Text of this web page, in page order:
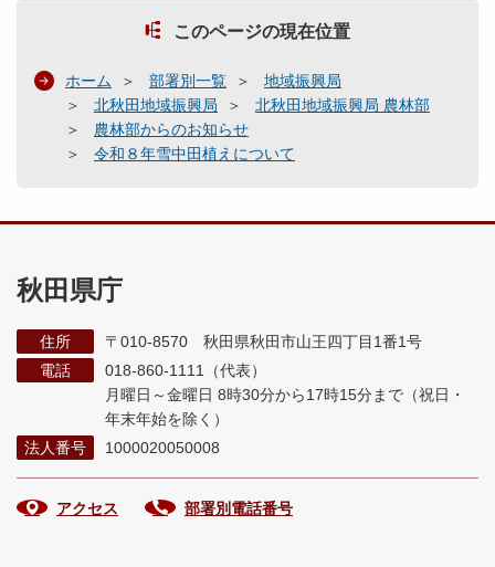
このページの現在位置
ホーム 部署別一覧
地域振興局
北秋田地域振興局
北秋田地域振興局 農林部
農林部からのお知らせ
令和８年雪中田植えについて
秋田県庁
住所
〒010-8570 秋田県秋田市山王四丁目1番1号
電話
018-860-1111（代表）
月曜日～金曜日 8時30分から17時15分まで （祝日・
年末年始を除く）
法人番号
1000020050008
アクセス 部署別電話番号